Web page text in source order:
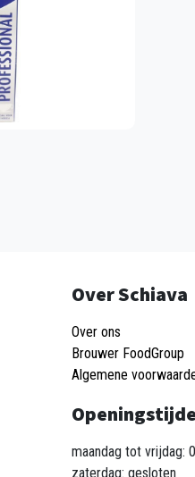
Over Schiava
Over ons
Brouwer FoodGroup
Algemene
maandag tot vrijdag:
zaterdag: gesloten